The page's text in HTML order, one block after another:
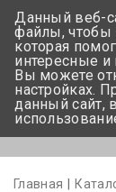
Главная
Данный веб-
файлы, чтобы
которая
интересные
Вы можете
настройках.
данный сайт,